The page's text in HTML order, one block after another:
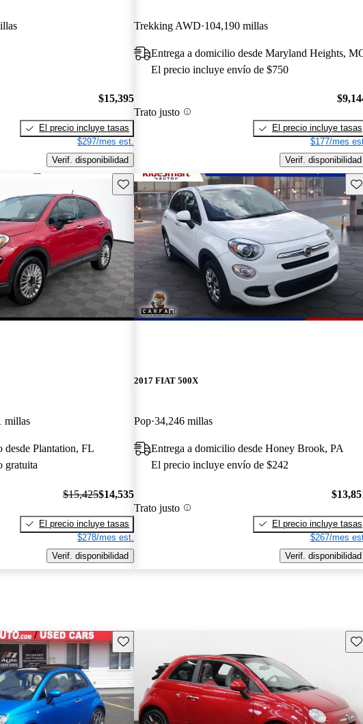
$15,395
El precio incluye tasas
$297/mes est.
Verif. disponibilidad
Trekking AWD 104,190 millas
Entrega a domicilio desde Maryland Heights,
El precio incluye envío de $750
Trato justo
El precio incluye tasas
$177/mes
Verif. disponibilidad
Guarda este Aviso
millas
desde Plantation, FL
gratuita
$15,425$14,535
El precio incluye tasas
$278/mes est.
Verif. disponibilidad
2017 FIAT 500X
Pop 34,246 millas
Entrega a domicilio desde Honey Brook, PA
El precio incluye envío de $242
Trato justo
El precio incluye tasas
$267/mes
Verif. disponibilidad
Guarda este Aviso